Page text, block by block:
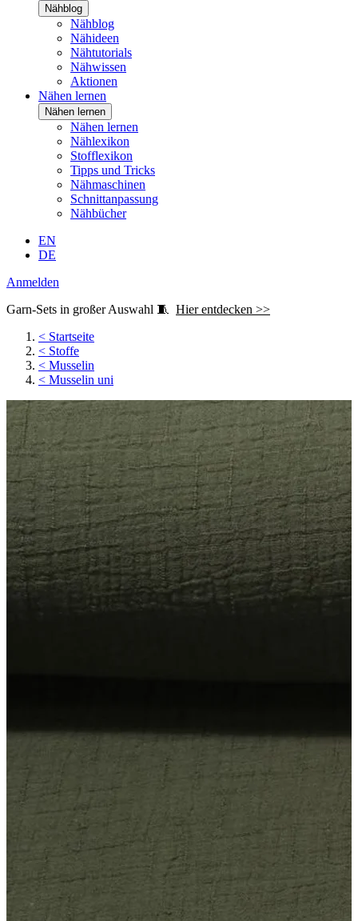
Nähblog
Nähblog
Nähideen
Nähtutorials
Nähwissen
Aktionen
Nähen lernen
Nähen lernen
Nähen lernen
Nählexikon
Stofflexikon
Tipps und Tricks
Nähmaschinen
Schnittanpassung
Nähbücher
EN
DE
Anmelden
Garn-Sets in großer Auswahl 🧵 Hier entdecken >>
< Startseite
< Stoffe
< Musselin
< Musselin uni